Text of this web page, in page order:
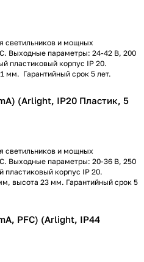
светильников и мощных
Выходные параметры: 24-42 В, 200
пластиковый корпус IP 20.
мм. Гарантийный срок 5 лет.
(Arlight, IP20 Пластик, 5
светильников и мощных
Выходные параметры: 20-36 В, 250
пластиковый корпус IP 20.
высота 23 мм. Гарантийный срок 5
PFC) (Arlight, IP44